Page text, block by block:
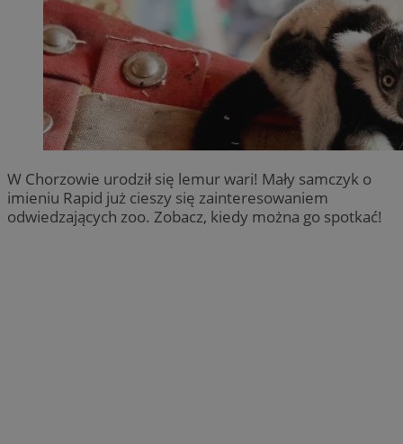
W Chorzowie urodził się lemur wari! Mały samczyk o
imieniu Rapid już cieszy się zainteresowaniem
odwiedzających zoo. Zobacz, kiedy można go spotkać!